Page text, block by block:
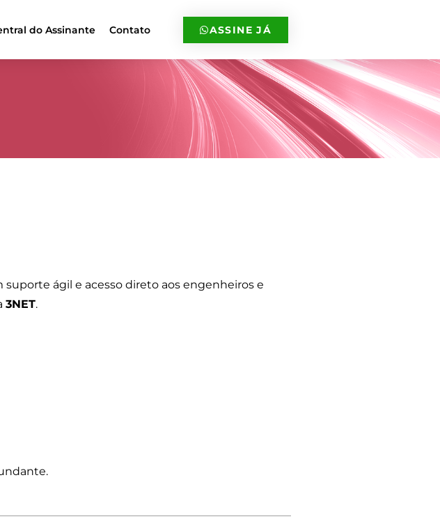
do Assinante Contato ASSINE JÁ
ágil e acesso direto aos engenheiros e
3NET.